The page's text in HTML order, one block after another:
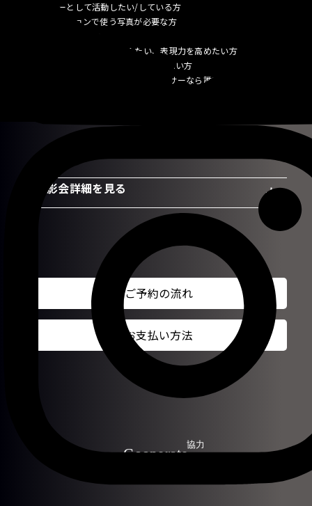
✅ダンサーとして活動したい/している方
✅オーディションで使う写真が必要な方
✅スタジオでの撮影をしてみたい、表現力を高めたい方
✅長らくアーティスト写真を変えていない方
などダンスのジャンルを問わず、ダンサーなら誰でも参加OK！！！
撮影会詳細を見る
ご予約の流れ
お支払い方法
Cooperate